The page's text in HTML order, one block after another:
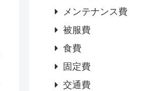
メンテナンス費
被服費
食費
固定費
交通費